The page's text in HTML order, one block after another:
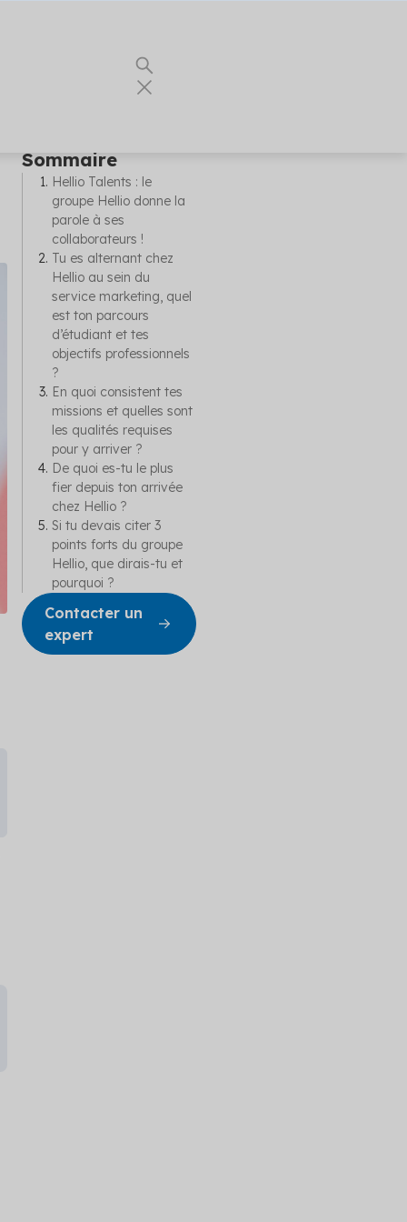
partenaire
du
vous les
conseils
Sommaire
Hellio Talents : le
groupe Hellio donne la
parole à ses
collaborateurs !
Tu es alternant chez
Hellio au sein du
service marketing, quel
est ton parcours
d’étudiant et tes
objectifs professionnels
?
En quoi consistent tes
missions et quelles sont
les qualités requises
pour y arriver ?
De quoi es-tu le plus
fier depuis ton arrivée
chez Hellio ?
Si tu devais citer 3
points forts du groupe
Hellio, que dirais-tu et
pourquoi ?
Contacter un
expert